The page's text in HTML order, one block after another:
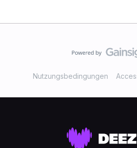
Nutzungsbedingungen